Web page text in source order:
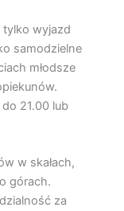
tylko wyjazd
samodzielne
młodsze
21.00 lub
w skałach,
górach.
za